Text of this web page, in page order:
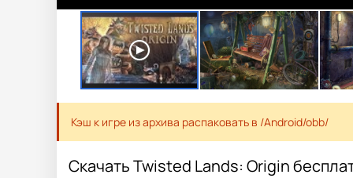
Кэш к игре из архива распаковать в /Android/obb/
Скачать Twisted Lands: Origin